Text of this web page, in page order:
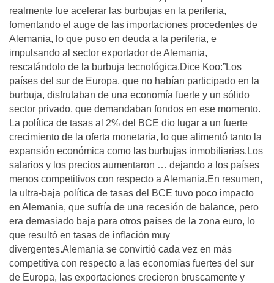
realmente fue acelerar las burbujas en la periferia,
fomentando el auge de las importaciones procedentes de
Alemania, lo que puso en deuda a la periferia, e
impulsando al sector exportador de Alemania,
rescatándolo de la burbuja tecnológica.Dice Koo:”Los
países del sur de Europa, que no habían participado en la
burbuja, disfrutaban de una economía fuerte y un sólido
sector privado, que demandaban fondos en ese momento.
La política de tasas al 2% del BCE dio lugar a un fuerte
crecimiento de la oferta monetaria, lo que alimentó tanto la
expansión económica como las burbujas inmobiliarias.Los
salarios y los precios aumentaron … dejando a los países
menos competitivos con respecto a Alemania.En resumen,
la ultra-baja política de tasas del BCE tuvo poco impacto
en Alemania, que sufría de una recesión de balance, pero
era demasiado baja para otros países de la zona euro, lo
que resultó en tasas de inflación muy
divergentes.Alemania se convirtió cada vez en más
competitiva con respecto a las economías fuertes del sur
de Europa, las exportaciones crecieron bruscamente y